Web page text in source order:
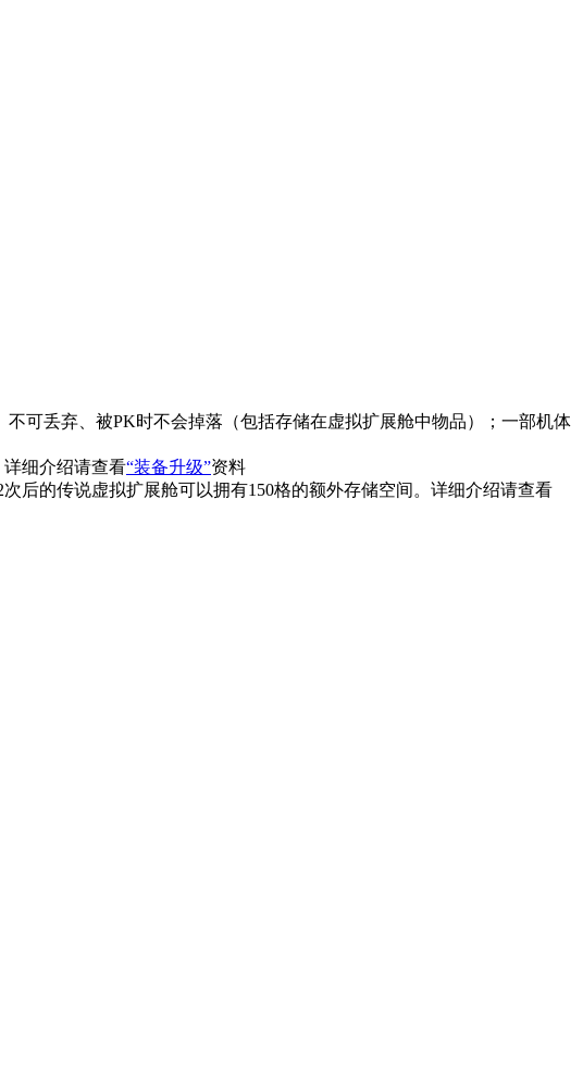
可丢弃、被PK时不会掉落（包括存储在虚拟扩展舱中物品）；一部机体
详细介绍请查看“装备升级”资料
后的传说虚拟扩展舱可以拥有150格的额外存储空间。详细介绍请查看